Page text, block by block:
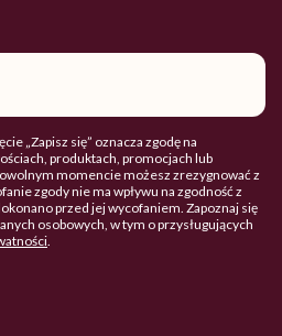
„Zapisz się” oznacza zgodę na
produktach, promocjach lub
momencie możesz zrezygnować z
zgody nie ma wpływu na zgodność z
przed jej wycofaniem. Zapoznaj się
osobowych, w tym o przysługujących
.